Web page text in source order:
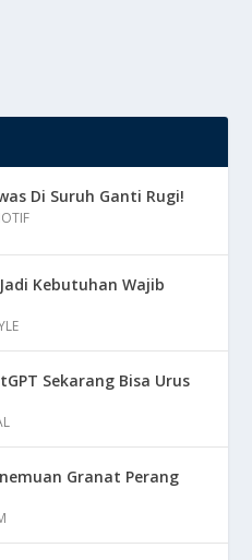
Di Suruh Ganti Rugi!
Kebutuhan Wajib
Sekarang Bisa Urus
Granat Perang